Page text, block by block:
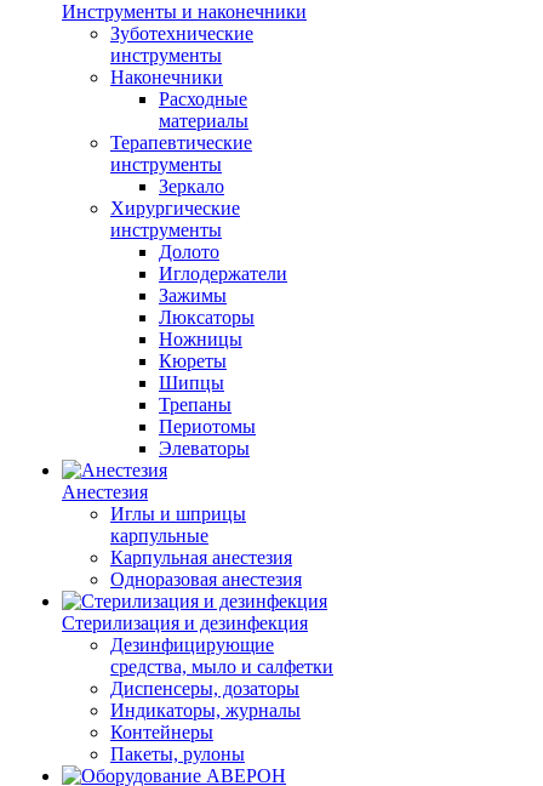
Инструменты и наконечники
Зуботехнические
инструменты
Наконечники
Расходные
материалы
Терапевтические
инструменты
Зеркало
Хирургические
инструменты
Долото
Иглодержатели
Зажимы
Люксаторы
Ножницы
Кюреты
Шипцы
Трепаны
Периотомы
Элеваторы
Анестезия
Иглы и шприцы
карпульные
Карпульная анестезия
Одноразовая анестезия
Стерилизация и дезинфекция
Дезинфицирующие
средства, мыло и салфетки
Диспенсеры, дозаторы
Индикаторы, журналы
Контейнеры
Пакеты, рулоны